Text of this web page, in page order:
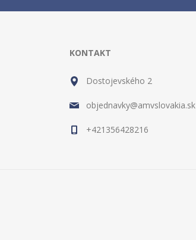
KONTAKT
Dostojevského 2
objednavky@amvslovakia.sk
+421356428216